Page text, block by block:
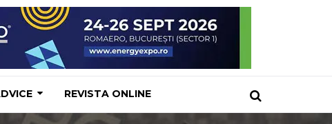
REVISTA ONLINE